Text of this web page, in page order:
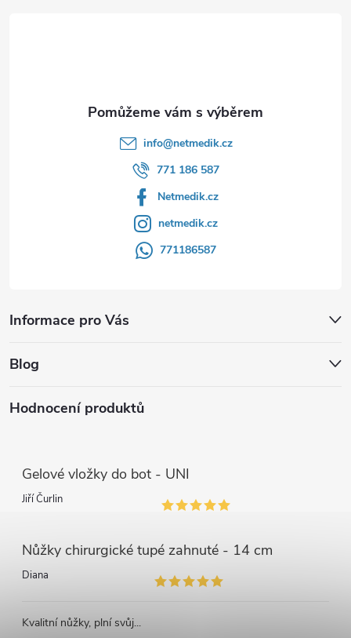
Informace pro Vás
info@netmedik.cz
771 186 587
Netmedik.cz
netmedik.cz
771186587
Blog
Hodnocení produktů
Gelové vložky do bot - UNI
Jiří Čurlin
Nůžky chirurgické tupé zahnuté - 14 cm
Diana
Kvalitní nůžky, plní svůj...